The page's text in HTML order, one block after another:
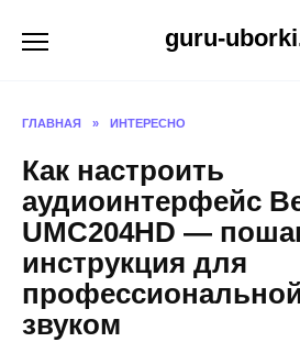
guru-
ГЛАВНАЯ » ИНТЕРЕСНО
Как настроить
аудиоинтерфейс
UMC204HD —
инструкция для
звуком